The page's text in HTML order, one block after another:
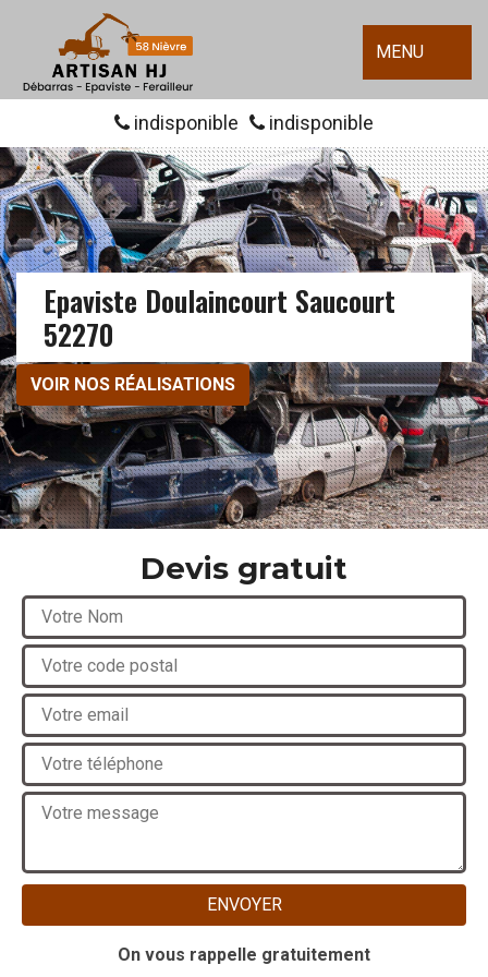
MENU
indisponible indisponible
Epaviste Doulaincourt Saucourt
52270
VOIR NOS RÉALISATIONS
Devis gratuit
On vous rappelle gratuitement